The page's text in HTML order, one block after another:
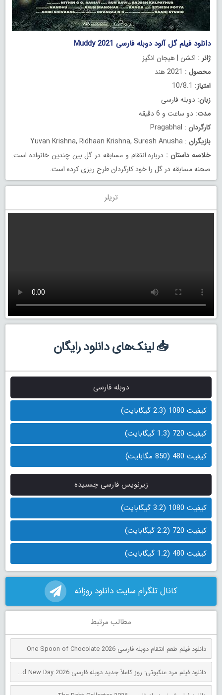
دانلود فیلم گل آلود دوبله فارسی Muddy 2021
ژانر : اکشن | هیجان انگیز
محصول : 2021 هند
امتیاز: 10/8.1
زبان: دوبله فارسی
مدت: دو ساعت و 6 دقیقه
کارگردان : Pragabhal
بازیگران : Yuvan Krishna, Ridhaan Krishna, Suresh Anusha
خلاصه داستان : درباره انتقام و مسابقه در گل بین چندین خانواده است.
صحنه مسابقه در گل را خود کارگردان طرح ریزی کرده است.
تریلر
📥 لینک‌های دانلود رایگان
دوبله فارسی
کیفیت 1080 (2.3 گیگابایت)
کیفیت 720 (1.3 گیگابایت)
کیفیت 480 (850 مگابایت)
زیرنویس فارسی چسبیده
کیفیت 1080 (3.2 گیگابایت)
کیفیت 720 (2.2 گیگابایت)
کیفیت 480 (1.2 گیگابایت)
کانال تلگرام سایت دانلود روزانه
مطالب مرتبط
دانلود فیلم طعم انتقام دوبله فارسی One Spoon of Chocolate 2026
دانلود فیلم مرد عنکبوتی: روز کاملاً جدید دوبله فارسی Spider-Man: Brand New Day 2026